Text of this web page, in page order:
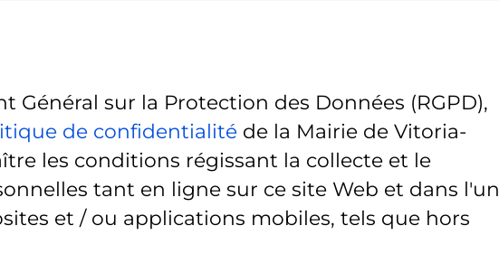
Général sur la Protection des Données (RGPD),
de confidentialité de la Mairie de Vitoria-
les conditions régissant la collecte et le
tant en ligne sur ce site Web et dans l'un
et / ou applications mobiles, tels que hors